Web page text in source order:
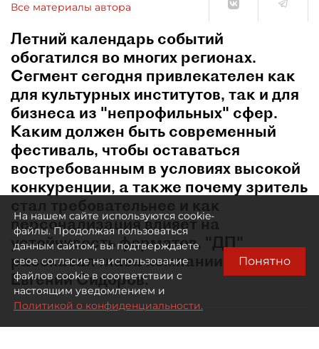
Все материалы автора
Летний календарь событий
обогатился во многих регионах.
Сегмент сегодня привлекателен как
для культурных институтов, так и для
бизнеса из "непрофильных" сфер.
Каким должен быть современный
фестиваль, чтобы оставаться
востребованным в условиях высокой
конкуренции, а также почему зритель
стал требовательнее и как
персонализация влияет на
устойчивость форматов, "ДП"
рассказал глава компании "Афиша"
Евгений Сидоров.
В какой момент лето перестало быть мёртвым
На нашем сайте используются cookie-
файлы. Продолжая пользоваться
данным сайтом, вы подтверждаете
свое согласие на использование
файлов cookie в соответствии с
настоящим уведомлением и
Политикой о конфиденциальности.
Понятно